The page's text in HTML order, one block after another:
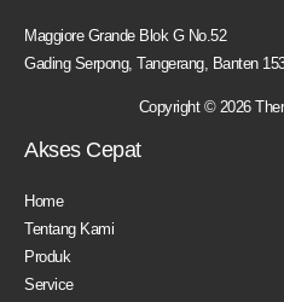
Maggiore Grande Blok G No.52
Gading Serpong, Tangerang, Banten
Copyright © 2026
Akses Cepat
Home
Tentang Kami
Produk
Service